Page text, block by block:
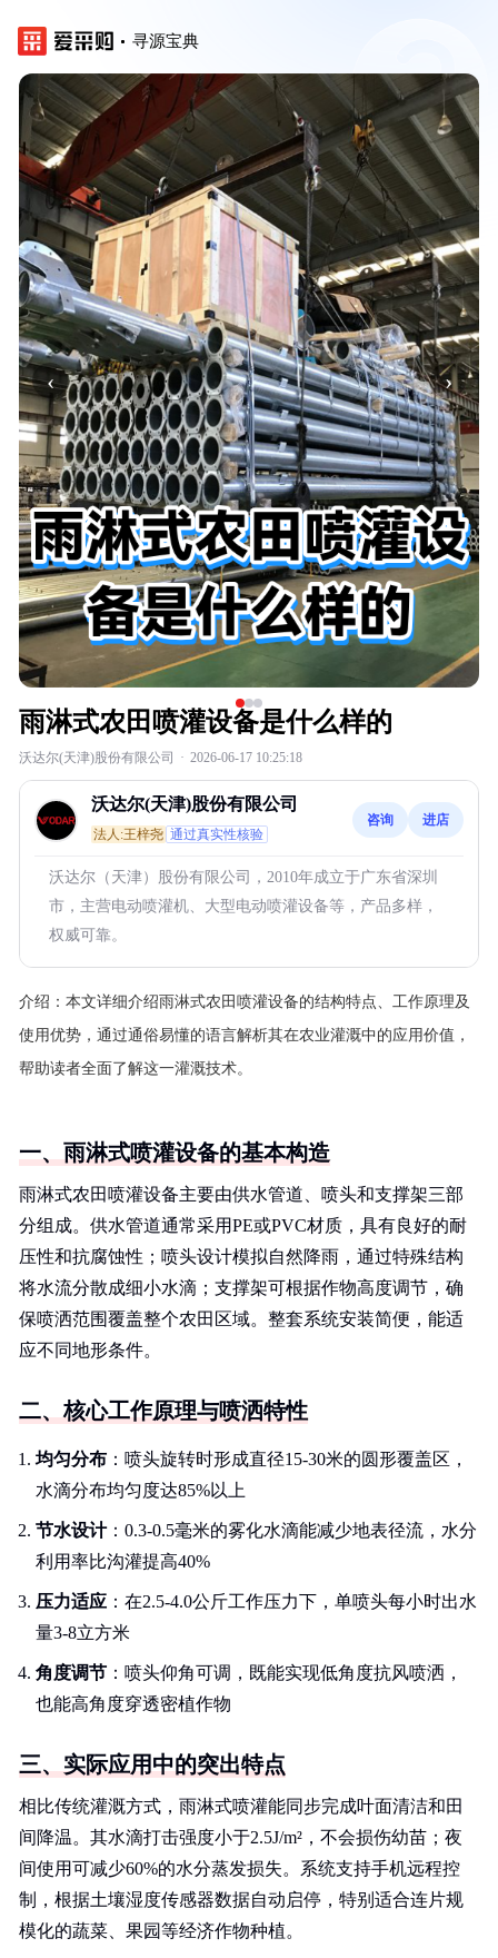
寻源宝典
‹ ›
雨淋式农田喷灌设备是什么样的
沃达尔(天津)股份有限公司 · 2026-06-17 10:25:18
沃达尔(天津)股份有限公司
法人:王梓尧 通过真实性核验
咨询 进店
沃达尔（天津）股份有限公司，2010年成立于广东省深圳
市，主营电动喷灌机、大型电动喷灌设备等，产品多样，
权威可靠。
介绍： 本文详细介绍雨淋式农田喷灌设备的结构特点、工作原理及
使用优势，通过通俗易懂的语言解析其在农业灌溉中的应用价值，
帮助读者全面了解这一灌溉技术。
一、雨淋式喷灌设备的基本构造
雨淋式农田喷灌设备主要由供水管道、喷头和支撑架三部
分组成。供水管道通常采用PE或PVC材质，具有良好的耐
压性和抗腐蚀性；喷头设计模拟自然降雨，通过特殊结构
将水流分散成细小水滴；支撑架可根据作物高度调节，确
保喷洒范围覆盖整个农田区域。整套系统安装简便，能适
应不同地形条件。
二、核心工作原理与喷洒特性
均匀分布 ：喷头旋转时形成直径15-30米的圆形覆盖区，
水滴分布均匀度达85%以上
节水设计：0.3-0.5毫米的雾化水滴能减少地表径流，水分
利用率比沟灌提高40%
压力适应 ：在2.5-4.0公斤工作压力下，单喷头每小时出水
量3-8立方米
角度调节 ：喷头仰角可调，既能实现低角度抗风喷洒，
也能高角度穿透密植作物
三、实际应用中的突出特点
相比传统灌溉方式，雨淋式喷灌能同步完成叶面清洁和田
间降温。其水滴打击强度小于2.5J/m²，不会损伤幼苗；夜
间使用可减少60%的水分蒸发损失。系统支持手机远程控
制，根据土壤湿度传感器数据自动启停，特别适合连片规
模化的蔬菜、果园等经济作物种植。